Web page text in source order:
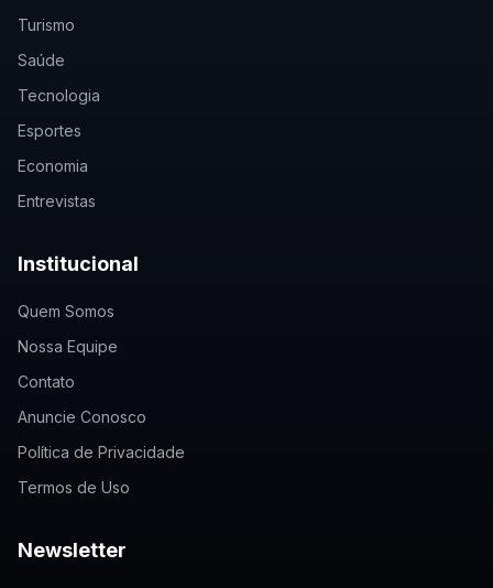
Turismo
Saúde
Tecnologia
Esportes
Economia
Entrevistas
Institucional
Quem Somos
Nossa Equipe
Contato
Anuncie Conosco
Política de Privacidade
Termos de Uso
Newsletter